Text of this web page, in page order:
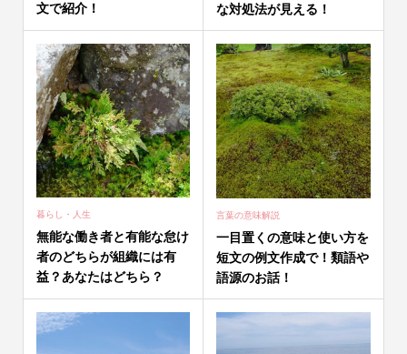
文で紹介！
な対処法が見える！
暮らし・人生
無能な働き者と有能な怠け
者のどちらが組織には有
益？あなたはどちら？
言葉の意味解説
一目置くの意味と使い方を
短文の例文作成で！類語や
語源のお話！